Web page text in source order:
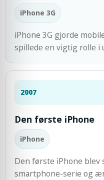
iPhone 3G
iPhone 3G gjorde
spillede en vigtig rolle i
2007
Den første iPhone
iPhone
Den første iPhone blev
smartphone-serie og